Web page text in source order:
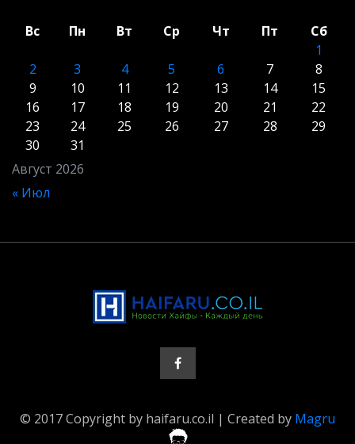
Август 2026
Вс Пн Вт Ср Чт Пт
Сб
1
2
3 4 5 6 7
8
9
10 11 12 13 14
15
16
17 18 19 20 21
22
23
24 25 26 27 28
29
30
31
« Июл
© 2017 Copyright by haifaru.co.il | Created by Magru